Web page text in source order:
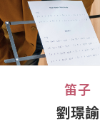
笛子
劉璟諭